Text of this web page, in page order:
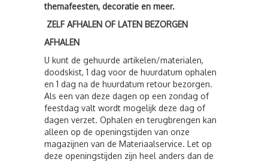
themafeesten, decoratie en meer.
ZELF AFHALEN OF LATEN BEZORGEN
AFHALEN
U kunt de gehuurde artikelen/materialen,
doodskist, 1 dag voor de huurdatum ophalen
en 1 dag na de huurdatum retour bezorgen.
Als een van deze dagen op een zondag of
feestdag valt wordt mogelijk deze dag of
dagen verzet. Ophalen en terugbrengen kan
alleen op de openingstijden van onze
magazijnen van de Materiaalservice. Let op
deze openingstijden zijn heel anders dan de